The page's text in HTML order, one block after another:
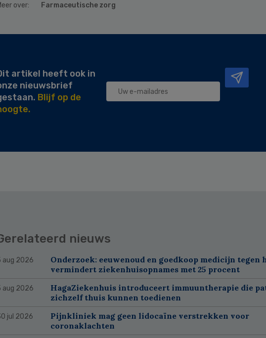
over: Farmaceutische zorg
artikel heeft ook in
nieuwsbrief
Blijf op de
nieuws
aug 2026
Onderzoek: eeuwenoud en goedkoop medicijn tegen
vermindert ziekenhuisopnames met 25 procent
aug 2026
HagaZiekenhuis introduceert immuuntherapie die
zichzelf thuis kunnen toedienen
jul 2026
Pijnkliniek mag geen lidocaïne verstrekken voor
coronaklachten